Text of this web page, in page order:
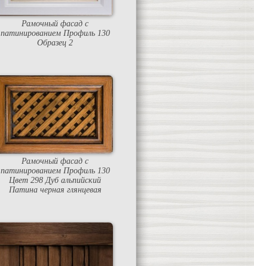
Рамочный фасад с
патинированием Профиль 130
Образец 2
Рамочный фасад с
патинированием Профиль 130
Цвет 298 Дуб альпийский
Патина черная глянцевая